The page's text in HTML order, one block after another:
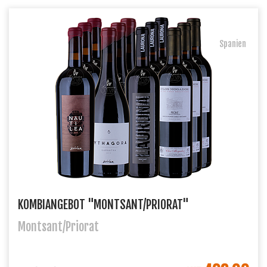
Spanien
KOMBIANGEBOT "MONTSANT/PRIORAT"
Montsant/Priorat